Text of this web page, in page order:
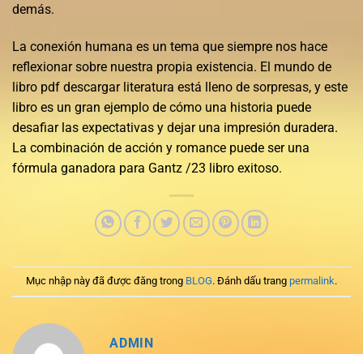
demás.
La conexión humana es un tema que siempre nos hace
reflexionar sobre nuestra propia existencia. El mundo de
libro pdf descargar literatura está lleno de sorpresas, y este
libro es un gran ejemplo de cómo una historia puede
desafiar las expectativas y dejar una impresión duradera.
La combinación de acción y romance puede ser una
fórmula ganadora para Gantz /23 libro exitoso.
Mục nhập này đã được đăng trong BLOG. Đánh dấu trang permalink.
ADMIN